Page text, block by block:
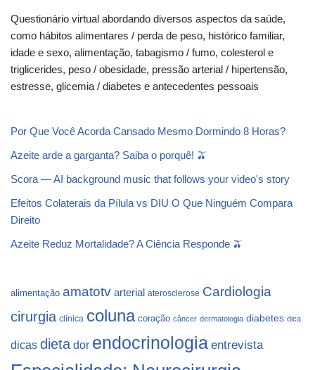
Questionário virtual abordando diversos aspectos da saúde,
como hábitos alimentares / perda de peso, histórico familiar,
idade e sexo, alimentação, tabagismo / fumo, colesterol e
triglicerides, peso / obesidade, pressão arterial / hipertensão,
estresse, glicemia / diabetes e antecedentes pessoais
Por Que Você Acorda Cansado Mesmo Dormindo 8 Horas?
Azeite arde a garganta? Saiba o porquê! 🫒
Scora — AI background music that follows your video's story
Efeitos Colaterais da Pílula vs DIU O Que Ninguém Compara
Direito
Azeite Reduz Mortalidade? A Ciência Responde 🫒
alimentação amatotv arterial aterosclerose Cardiologia
cirurgia clínica coluna coração câncer dermatologia diabetes dica
dicas dieta dor endocrinologia entrevista